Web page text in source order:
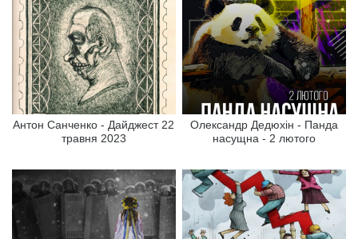
Антон Санченко - Дайджест 22
травня 2023
Олександр Дедюхін - Панда
насущна - 2 лютого